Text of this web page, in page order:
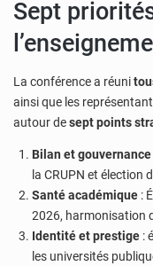
Sept
La conférence a réuni
ainsi que les
autour desept points
Bilan et gouvernance
la CRUPN et élection
Santé académique :
2026, harmonisation
Identité et prestige :
les universités